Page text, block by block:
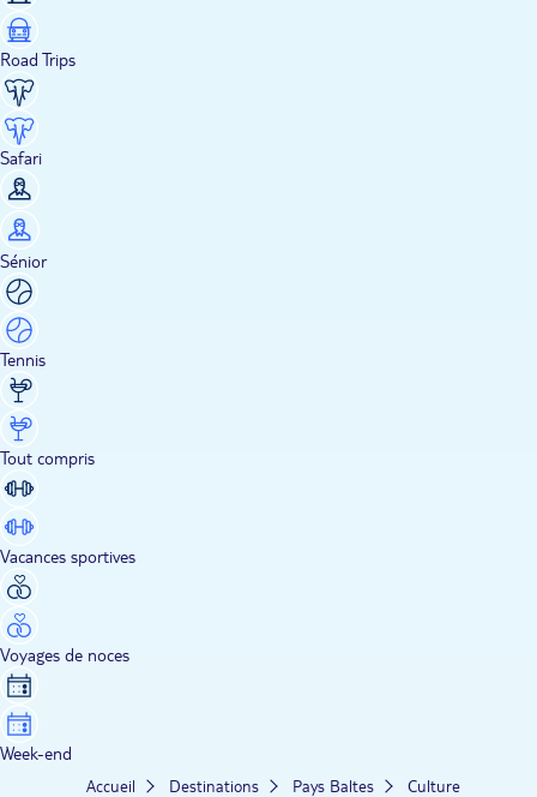
Road Trips
Safari
Sénior
Tennis
Tout compris
Vacances sportives
Voyages de noces
Week-end
Accueil Destinations Pays Baltes Culture